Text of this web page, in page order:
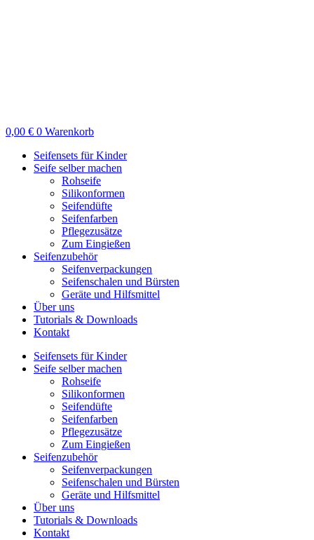
0,00 € 0 Warenkorb
Seifensets für Kinder
Seife selber machen
Rohseife
Silikonformen
Seifendüfte
Seifenfarben
Pflegezusätze
Zum Eingießen
Seifenzubehör
Seifenverpackungen
Seifenschalen und Bürsten
Geräte und Hilfsmittel
Über uns
Tutorials & Downloads
Kontakt
Seifensets für Kinder
Seife selber machen
Rohseife
Silikonformen
Seifendüfte
Seifenfarben
Pflegezusätze
Zum Eingießen
Seifenzubehör
Seifenverpackungen
Seifenschalen und Bürsten
Geräte und Hilfsmittel
Über uns
Tutorials & Downloads
Kontakt